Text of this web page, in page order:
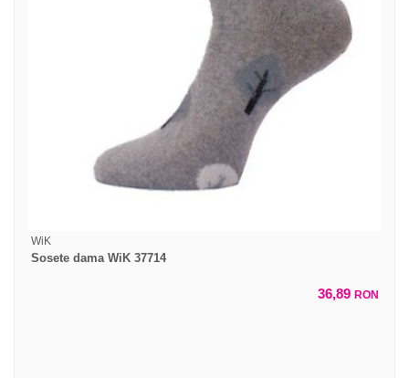
WiK
Sosete dama WiK 37714
36,89 RON